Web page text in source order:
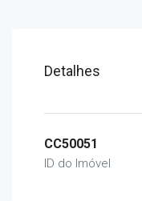
Detalhes
CC50051
ID do Imóvel